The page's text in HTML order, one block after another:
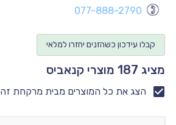
077-888-2790
קבלו עידכון כשהזנים יחזרו למלאי
מציג 187 מוצרי קנאביס
הצג את כל המוצרים מבית מרקחת זה